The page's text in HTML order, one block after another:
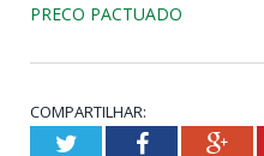
PRECO PACTUADO
COMPARTILHAR:
TwitterFacebook